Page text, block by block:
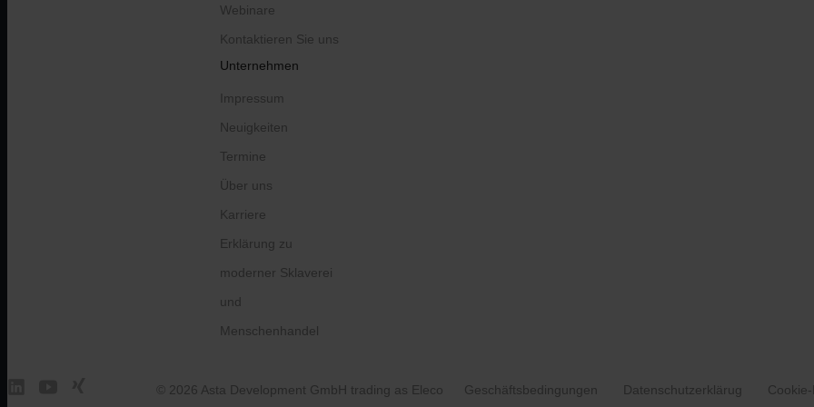
Webinare
Kontaktieren Sie uns
Unternehmen
Impressum
Neuigkeiten
Termine
Über uns
Karriere
Erklärung zu
moderner Sklaverei
und
Menschenhandel
© 2026 Asta Development GmbH trading as Eleco Geschäftsbedingungen Datenschutzerklärug